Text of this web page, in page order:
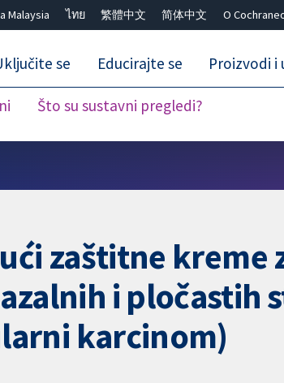
Malaysia ไทย 繁體中文 简体中文 O
Što su sustavni pregledi?
se Educirajte se Proizvodi i
zaštitne kreme
i pločastih
karcinom)